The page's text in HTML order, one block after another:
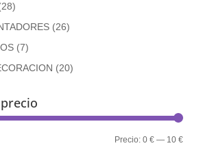
(26)
(7)
(20)
Precio
Precio
Precio:0 € — 10 €